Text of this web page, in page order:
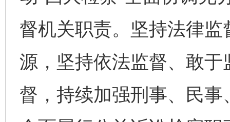
督机关职责。坚持法律
源，坚持依法监督、敢
督，持续加强刑事、民